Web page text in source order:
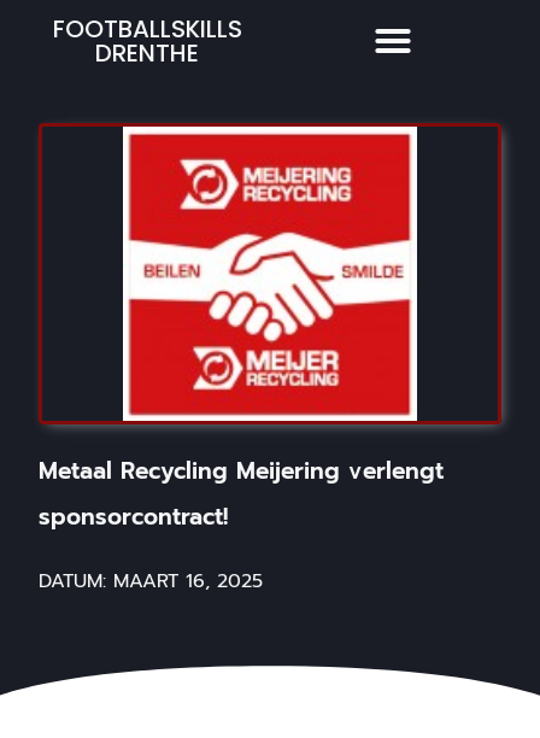
FOOTBALLSKILLS
DRENTHE
Metaal Recycling Meijering verlengt
sponsorcontract!
DATUM: MAART 16, 2025